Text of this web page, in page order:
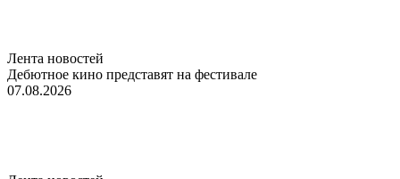
Лента новостей
Дебютное кино представят на фестивале
07.08.2026